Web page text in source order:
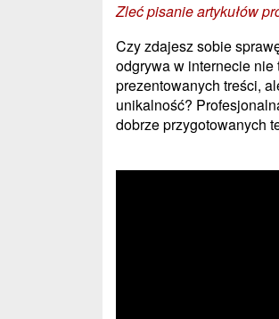
Zleć pisanie artykułów
Czy zdajesz sobie
odgrywa w internecie nie
prezentowanych treści,
unikalność?
dobrze przygotowanych